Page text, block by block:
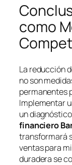
como
La reducción
no son
permanentes
Implementar
un
financiero
transformará
ventas para
duradera se